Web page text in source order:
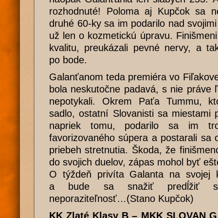
rozhodnuté! Poloma aj Kupčok sa
druhé 60-ky sa im podarilo nad
už len o kozmetickú úpravu.
kvalitu, preukázali pevné nervy, a
po bode.
Galanťanom teda premiéra vo
bola neskutočne padavá, s nie práve
nepotykali. Okrem Paťa Tummu,
sadlo, ostatní Slovanisti sa miestami
napriek tomu, podarilo sa im
favorizovaného súpera a postarali sa
priebeh stretnutia. Škoda, že
do svojich duelov, zápas mohol byť
O týždeň privíta Galanta na svojej
a bude sa snažiť predĺžiť
neporaziteľnosť…(Stano Kupčok)
KK Zlaté Klasy B – MKK SLOVAN